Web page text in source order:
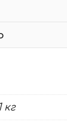
1 кг